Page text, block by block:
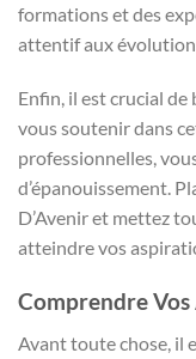
formations et des
attentif aux
Enfin, il est crucial
vous soutenir dans
professionnelles,
d’épanouissement.
D’Avenir et mettez
atteindre vos
Comprendre
Avant toute chose, il